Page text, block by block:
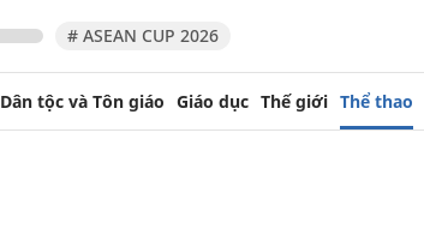
# ASEAN CUP 2026
Dân tộc và Tôn giáo Giáo dục Thế giới Thể thao